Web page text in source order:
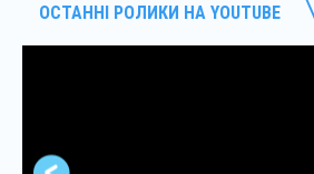
ОСТАННІ РОЛИКИ НА YOUTUBE